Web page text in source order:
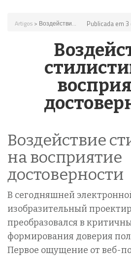
Artigos > Воздействи... Publicada em
Воздействие
на восприятие
достоверности
В сегодняшней
изобразительный
преобразовался в
формирования доверия
Первое ощущение от веб-